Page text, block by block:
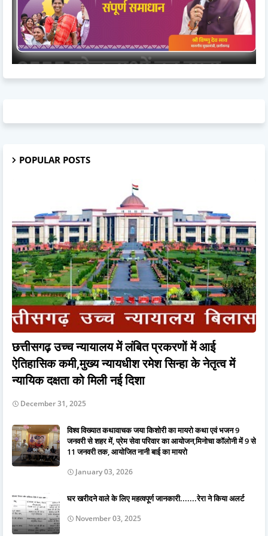
POPULAR POSTS
छत्तीसगढ़ उच्च न्यायालय में लंबित प्रकरणों में आई
ऐतिहासिक कमी,मुख्य न्यायधीश रमेश सिन्हा के नेतृत्व में
न्यायिक दक्षता को मिली नई दिशा
December 31, 2025
विश्व विख्यात कथावाचक जया किशोरी का मायरो कथा एवं भजन 9
जनवरी से शहर में, प्रेम सेवा परिवार का आयोजन,मिनोचा कॉलोनी में 9 से
11 जनवरी तक, आयोजित नानी बाई का मायरो
January 03, 2026
घर खरीदने वाले के लिए महत्वपूर्ण जानकारी.......रेरा ने किया अलर्ट
November 03, 2025